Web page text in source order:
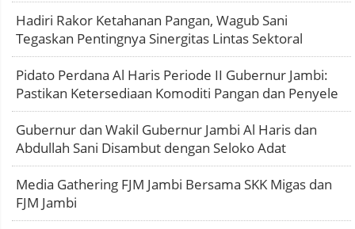
Hadiri Rakor Ketahanan Pangan, Wagub Sani
Tegaskan Pentingnya Sinergitas Lintas Sektoral
Pidato Perdana Al Haris Periode II Gubernur Jambi:
Pastikan Ketersediaan Komoditi Pangan dan Penyele
Gubernur dan Wakil Gubernur Jambi Al Haris dan
Abdullah Sani Disambut dengan Seloko Adat
Media Gathering FJM Jambi Bersama SKK Migas dan
FJM Jambi